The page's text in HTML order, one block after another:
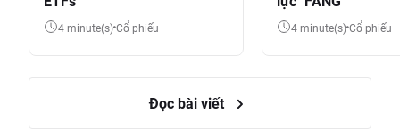
4 minute(s) Cổ phiếu 4 minute(s) Cổ phiếu
Đọc bài viết